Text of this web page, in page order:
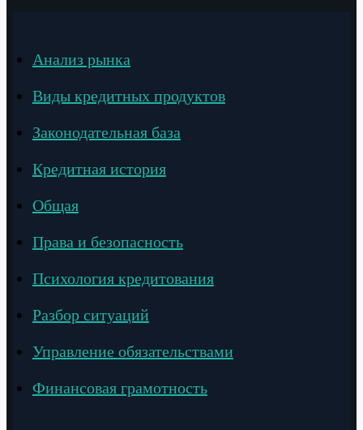
Анализ рынка
Виды кредитных продуктов
Законодательная база
Кредитная история
Общая
Права и безопасность
Психология кредитования
Разбор ситуаций
Управление обязательствами
Финансовая грамотность